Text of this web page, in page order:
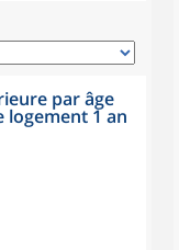
par âge
logement 1 an